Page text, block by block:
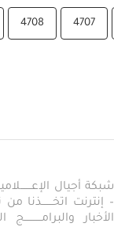
4707
4708
شبكة أجيال
– إنترنت اتخـــــــذنا من
الأخبار